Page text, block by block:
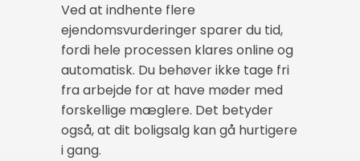
Ved at indhente flere
ejendomsvurderinger sparer du tid,
fordi hele processen klares online og
automatisk. Du behøver ikke tage fri
fra arbejde for at have møder med
forskellige mæglere. Det betyder
også, at dit boligsalg kan gå hurtigere
i gang.